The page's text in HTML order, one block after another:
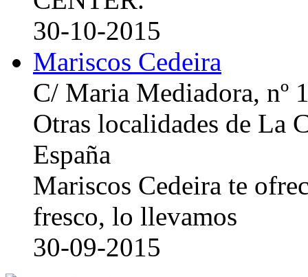
30-10-2015
Mariscos Cedeira
C/ Maria Mediadora, nº
Otras localidades de La
España
Mariscos Cedeira te
fresco, lo llevamos
30-09-2015